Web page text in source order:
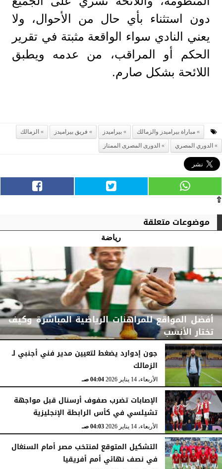
دون استثناء بأي حال من الأحوال، ولا
يعني النادي سواء الواقعة مثبتة في تقرير
الحكم أو المراقب، من عدمه ويطبق
اللائحة بشكل صارم.
مباراة بيراميدز والزمالك بيراميدز فريق بيراميدز
الزمالك
الدوري المصري
الدورى المصرى الممتاز
⇧
موضوعات متعلقة
رياضة
أفضل المواقع للمراهنات الرياضية المباشرة وكيف
تختار الأنسب
الثلاثاء، 31 مارس 2026 04:47 صـ
جون إدوارد يضغط لتعيين مدير فني أجنبي لـ
الزمالك
الأربعاء، 14 يناير 2026 04:04 صـ
الإصابات تضرب صفوف أرسنال قبل مواجهة
تشيلسي في كأس الرابطة الإنجليزية
الأربعاء، 14 يناير 2026 04:03 صـ
التشكيل المتوقع لمنتخب مصر أمام السنغال
في نصف نهائي أمم أفريقيا